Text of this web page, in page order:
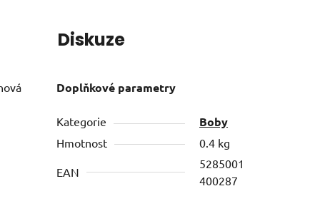
Diskuze
Doplňkové parametry
Kategorie Boby
Hmotnost 0.4 kg
EAN
5285001
400287